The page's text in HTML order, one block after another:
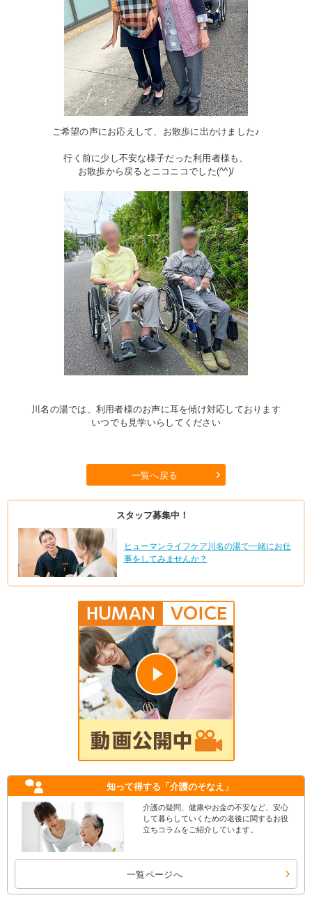
ご希望の声にお応えして、お散歩に出かけました♪
行く前に少し不安な様子だった利用者様も、
お散歩から戻るとニコニコでした(^^)/
川名の湯では、利用者様のお声に耳を傾け対応しております
いつでも見学いらしてください
一覧へ戻る
スタッフ募集中！
ヒューマンライフケア川名の湯で一緒にお仕
事をしてみませんか？
知って得する 「介護のそなえ」
介護の疑問、健康やお金の不安など、安心
して暮らしていくための老後に関するお役
立ちコラムをご紹介しています。
一覧ページへ